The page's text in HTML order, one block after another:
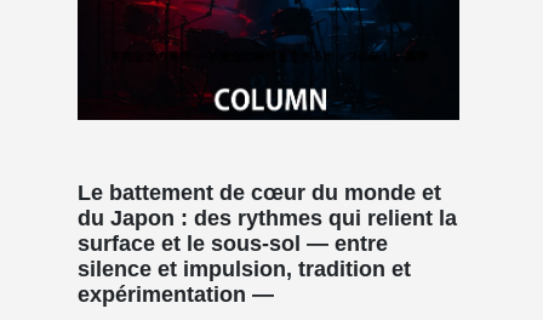
Le battement de cœur du monde et
du Japon : des rythmes qui relient la
surface et le sous-sol — entre
silence et impulsion, tradition et
expérimentation —